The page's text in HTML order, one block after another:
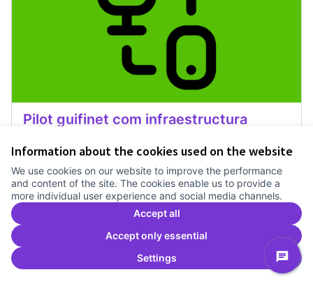
Information about the cookies used on the website
We use cookies on our website to improve the performance
and content of the site. The cookies enable us to provide a
more individual user experience and social media channels.
Accept all
Accept only essential
Settings
Pilot guifinet com infraestructura
Recerca
0 0
VotePilot guifinet com